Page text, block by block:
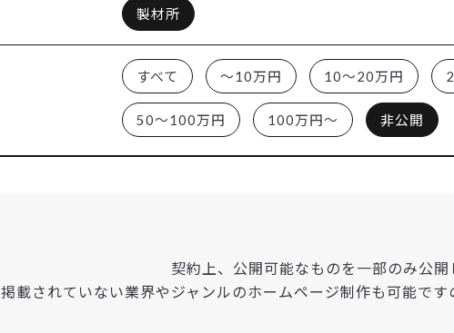
製材所
すべて ～10万円 10～20万円
50～100万円 100万円～ 非公開
契約上、公開可能なものを一部のみ公開
掲載されていない業界やジャンルのホームページ制作も可能です